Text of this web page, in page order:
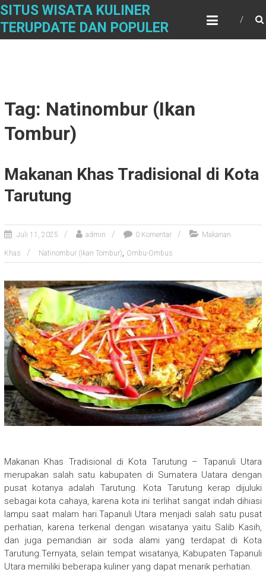
Skip
content
SITUS WISATA KULINER
TERUPDATE DAN POPULER
Tag: Natinombur (Ikan
Tombur)
Makanan Khas Tradisional di Kota
Tarutung
Juli 11, 2025 admin 0 Komentar Makanan
Khas Natinombur (Ikan Tombur), Ombu-Ombus
Makanan Khas Tradisional di Kota Tarutung – Tapanuli Utara
merupakan salah satu kabupaten di Sumatera Uatara dengan
pusat kotanya adalah Tarutung. Kota Tarutung kerap dijuluki
sebagai kota cahaya, karena kota ini terlihat sangat indah dihiasi
lampu saat malam hari.Tapanuli Utara menjadi salah satu pusat
perhatian, karena terkenal dengan wisatanya yaitu Salib Kasih,
dan juga pemandian air soda alami yang terdapat di Kota
Tarutung.Ternyata, selain tempat wisatanya, Kabupaten Tapanuli
Utara memiliki beberapa kuliner yang dapat menarik perhatian.